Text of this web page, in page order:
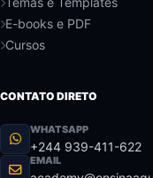
E-books e PDF
Cursos
CONTATO DIRETO
WHATSAPP
+244 939-411-622
EMAIL